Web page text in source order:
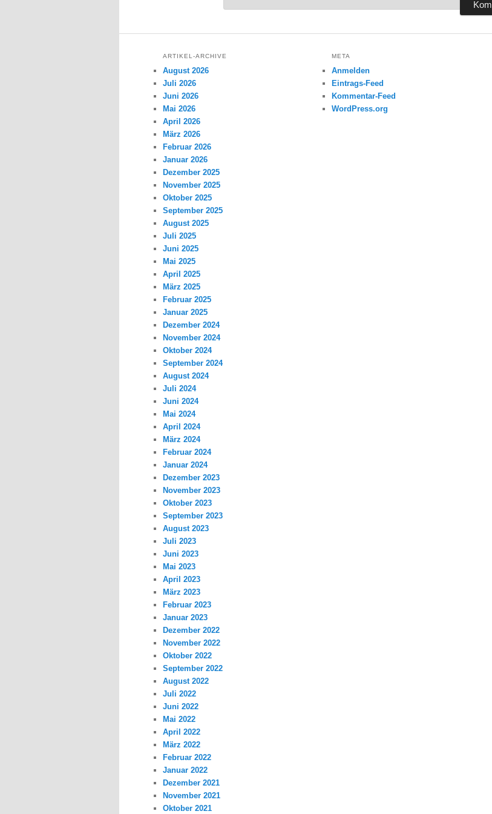
ARTIKEL-ARCHIVE
August 2026
Juli 2026
Juni 2026
Mai 2026
April 2026
März 2026
Februar 2026
Januar 2026
Dezember 2025
November 2025
Oktober 2025
September 2025
August 2025
Juli 2025
Juni 2025
Mai 2025
April 2025
März 2025
Februar 2025
Januar 2025
Dezember 2024
November 2024
Oktober 2024
September 2024
August 2024
Juli 2024
Juni 2024
Mai 2024
April 2024
März 2024
Februar 2024
Januar 2024
Dezember 2023
November 2023
Oktober 2023
September 2023
August 2023
Juli 2023
Juni 2023
Mai 2023
April 2023
März 2023
Februar 2023
Januar 2023
Dezember 2022
November 2022
Oktober 2022
September 2022
August 2022
Juli 2022
Juni 2022
Mai 2022
April 2022
März 2022
Februar 2022
Januar 2022
Dezember 2021
November 2021
Oktober 2021
META
Anmelden
Eintrags-Feed
Kommentar-Feed
WordPress.org